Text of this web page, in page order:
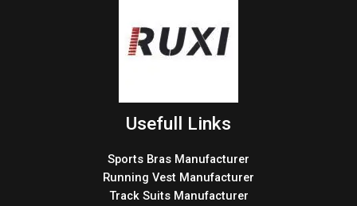
Usefull Links
Sports Bras Manufacturer
Running Vest Manufacturer
Track Suits Manufacturer